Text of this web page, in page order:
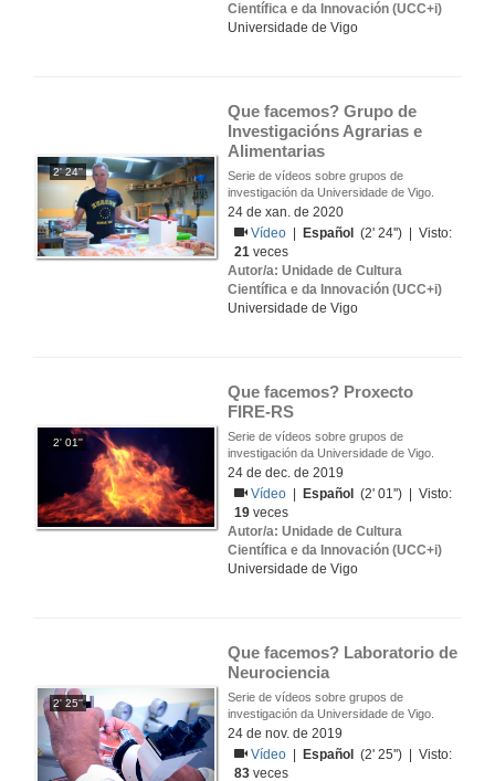
Científica e da Innovación (UCC+i)
Universidade de Vigo
2' 24''
Que facemos? Grupo de
Investigacións Agrarias e
Alimentarias
Serie de vídeos sobre grupos de
investigación da Universidade de Vigo.
24 de xan. de 2020
Vídeo
Español
(2' 24'') | Visto:
21 veces
Autor/a: Unidade de Cultura
Científica e da Innovación (UCC+i)
Universidade de Vigo
2' 01''
Que facemos? Proxecto
FIRE-RS
Serie de vídeos sobre grupos de
investigación da Universidade de Vigo.
24 de dec. de 2019
Vídeo
Español
(2' 01'') | Visto:
19 veces
Autor/a: Unidade de Cultura
Científica e da Innovación (UCC+i)
Universidade de Vigo
2' 25''
Que facemos? Laboratorio de
Neurociencia
Serie de vídeos sobre grupos de
investigación da Universidade de Vigo.
24 de nov. de 2019
Vídeo
Español
(2' 25'') | Visto:
83 veces